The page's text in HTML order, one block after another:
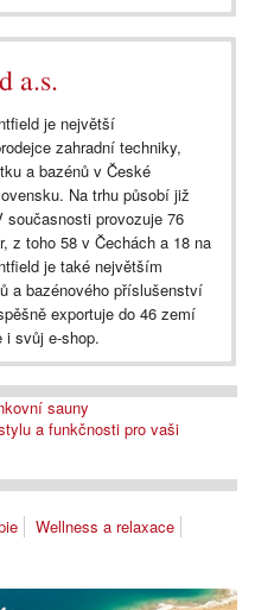
a.s.
je největší
zahradní techniky,
a bazénů v České
Na trhu působí již
provozuje 76
z toho 58 v Čechách a 18 na
je také největším
a bazénového příslušenství
exportuje do 46 zemí
i svůj e-shop.
sauny
a funkčnosti pro vaši
Wellness a relaxace